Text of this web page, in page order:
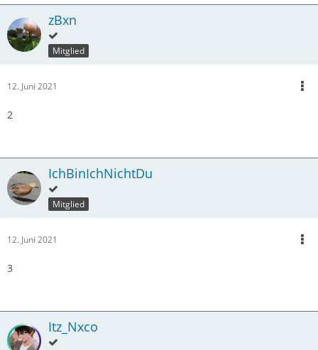
zBxn
Mitglied
12. Juni 2021
2
IchBinIchNichtDu
Mitglied
12. Juni 2021
3
Itz_Nxco